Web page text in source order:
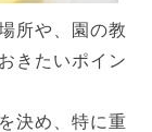
所や、園の教
きたいポイン
決め、特に重